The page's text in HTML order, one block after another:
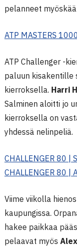
pelanneet
ATP MASTERS
ATP Challenger -
paluun kisakentille
kierroksella. Harri
Salminen aloitti jo
kierroksella on
yhdessä nelinpeliä.
CHALLENGER 80 |
CHALLENGER 80 |
Viime viikolla
kaupungissa.
hakee paikkaa
pelaavat myös